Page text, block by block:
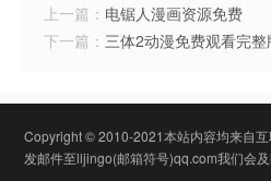
上一篇： 电锯人漫画资源免费
下一篇： 三体2动漫免费观看完整
Copyright © 2010-2021本站内容均来自
发邮件至lljingo(邮箱符号)qq.com我们会及